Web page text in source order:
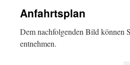
Anfahrtsplan
Dem nachfolgenden Bild können
entnehmen.